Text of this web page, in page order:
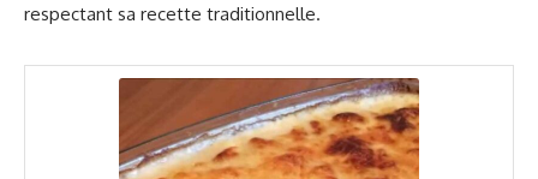
respectant sa recette traditionnelle.